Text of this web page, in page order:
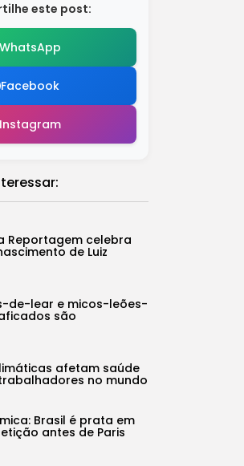
este post:
WhatsApp
Facebook
Instagram
Reportagem celebra
de Luiz
de-lear e micos-leões-
são
afetam saúde
no mundo
Brasil é prata em
antes de Paris